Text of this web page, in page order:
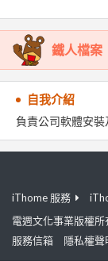
鐵人檔案
自我介紹
負責公司軟體安
iThome 服務
電週文化事業版權
服務信箱
隱私權